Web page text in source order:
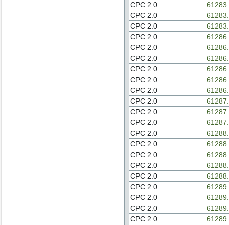
CPC 2.0
CPC 2.0
CPC 2.0
CPC 2.0
CPC 2.0
CPC 2.0
CPC 2.0
CPC 2.0
CPC 2.0
CPC 2.0
CPC 2.0
CPC 2.0
CPC 2.0
CPC 2.0
CPC 2.0
CPC 2.0
CPC 2.0
CPC 2.0
CPC 2.0
CPC 2.0
CPC 2.0